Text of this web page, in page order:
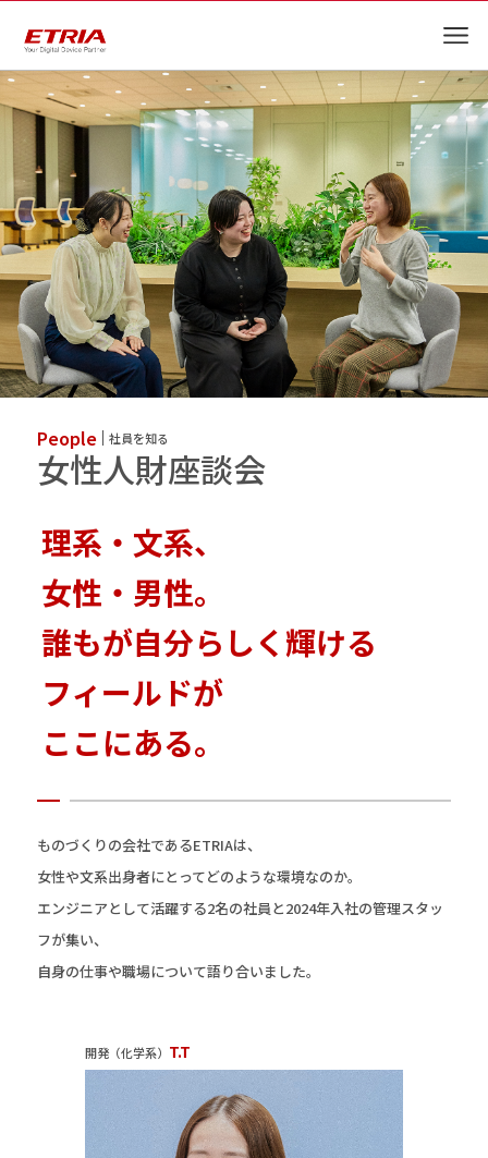
People 社員を知る
女性人財座談会
理系・文系、
女性・男性。
誰もが自分らしく輝ける
フィールドが
ここにある。
ものづくりの会社であるETRIAは、
女性や文系出身者にとってどのような環境なのか。
エンジニアとして活躍する2名の社員と2024年入社の管理スタッ
フが集い、
自身の仕事や職場について語り合いました。
開発（化学系） T.T